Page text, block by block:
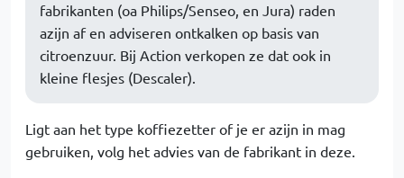
fabrikanten (oa Philips/Senseo, en Jura) raden
azijn af en adviseren ontkalken op basis van
citroenzuur. Bij Action verkopen ze dat ook in
kleine flesjes (Descaler).
Ligt aan het type koffiezetter of je er azijn in mag
gebruiken, volg het advies van de fabrikant in deze.